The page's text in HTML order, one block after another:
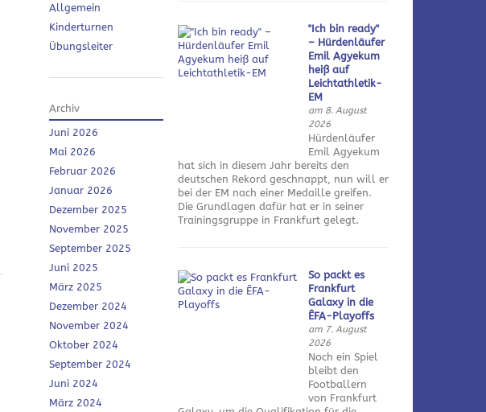
Allgemein
Kinderturnen
Übungsleiter
Archiv
Juni 2026
Mai 2026
Februar 2026
Januar 2026
Dezember 2025
November 2025
September 2025
Juni 2025
März 2025
Dezember 2024
November 2024
Oktober 2024
September 2024
Juni 2024
März 2024
"Ich bin ready"
– Hürdenläufer
Emil Agyekum
heiß auf
Leichtathletik-
EM
am 8. August
2026
Hürdenläufer
Emil Agyekum
hat sich in diesem Jahr bereits den
deutschen Rekord geschnappt, nun will er
bei der EM nach einer Medaille greifen.
Die Grundlagen dafür hat er in seiner
Trainingsgruppe in Frankfurt gelegt.
So packt es
Frankfurt
Galaxy in die
ÊFA-Playoffs
am 7. August
2026
Noch ein Spiel
bleibt den
Footballern
von Frankfurt